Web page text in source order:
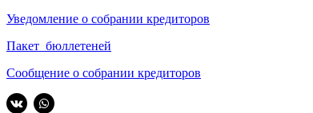
Уведомление о собрании кредиторов
Пакет_бюллетеней
Сообщение о собрании кредиторов